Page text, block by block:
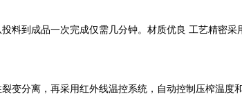
料到成品一次完成仅需几分钟。材质优良 工艺精密
变分离，再采用红外线温控系统，自动控制压榨温度